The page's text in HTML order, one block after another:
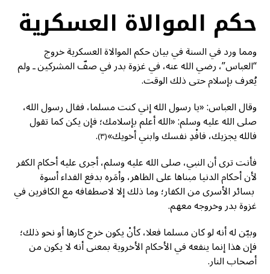
حكم الموالاة العسكرية
ومما ورد في السنة في بيان حكم الموالاة العسكرية خروج
“العباس”، رضي الله عنه، في غزوة بدر في صفّ المشركين ـ ولم
يُعرف بإسلام حتى ذلك الوقت.
وقال العباس: «يا رسول الله إني كنت مسلما، فقال رسول الله،
صلى الله عليه وسلم: «الله أعلم بإسلامك؛ فإن يكن كما تقول
فالله يجزيك، فافْدِ نفسك وابني أخويك»(٣) .
فأنت ترى أن النبي، صلى الله عليه وسلم، أجرى عليه أحكام الكفر
لأن أحكام الدنيا مبناها على الظاهر، وأمَره بدفع الفداء أسوة
بسائر الأسرى من الكفار؛ وما ذلك إلا لاصطفافه مع الكافرين في
غزوة بدر وخروجه معهم.
وبيّن له أنه لو كان مسلما فعلا، كأنْ يكون خرج كارها أو نحو ذلك؛
فإن هذا إنما ينفعه في الأحكام الأخروية بمعنى أنه لا يكون من
أصحاب النار.